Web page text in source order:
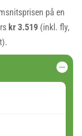
på en
kr 3.519(inkl. fly,